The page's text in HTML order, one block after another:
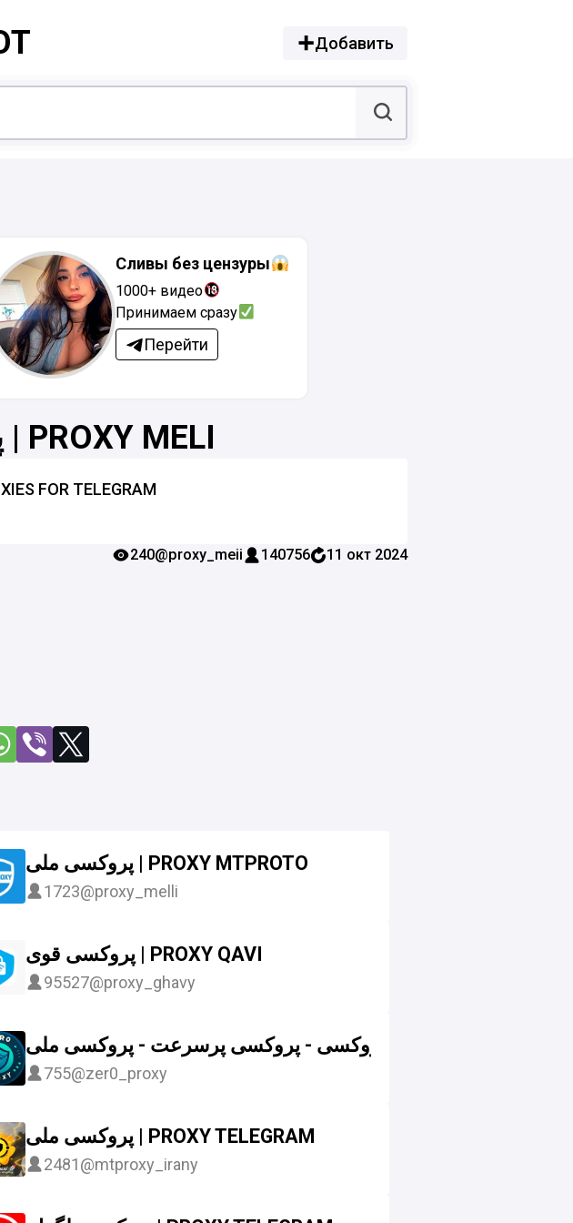
Добавить
Сливы без цензуры
1000+ видео
Принимаем сразу
Перейти
پروکسی ملی | PROXY MELI
FOR TELEGRAM
240@proxy_meii 140756 11 окт 2024
پروکسی ملی | PROXY MTPROTO
1723@proxy_melli
پروکسی قوی | PROXY QAVI
95527@proxy_ghavy
پروکسی - پروکسی پرسرعت - پروکسی ملی
755@zer0_proxy
پروکسی ملی | PROXY TELEGRAM
2481@mtproxy_irany